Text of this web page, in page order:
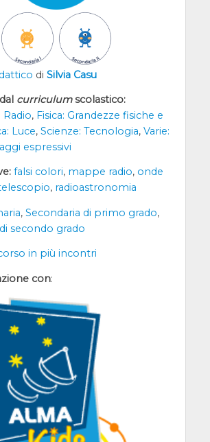
di Silvia Casu
curriculumscolastico:
, Fisica: Grandezze fisiche e
Luce, Scienze: Tecnologia, Varie:
espressivi
falsi colori, mappe radio, onde
, radioastronomia
, Secondaria di primo grado,
secondo grado
in più incontri
con: